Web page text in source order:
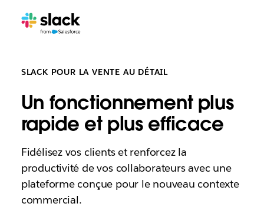
SLACK POUR LA VENTE AU DÉTAIL
Un fonctionnement plus
rapide et plus efficace
Fidélisez vos clients et renforcez la
productivité de vos collaborateurs avec une
plateforme conçue pour le nouveau contexte
commercial.